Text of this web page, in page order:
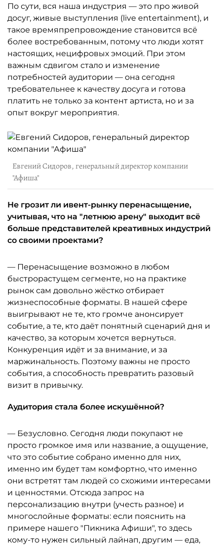
По сути, вся наша индустрия — это про живой
досуг, живые выступления (live entertainment), и
такое времяпрепровождение становится всё
более востребованным, потому что люди хотят
настоящих, нецифровых эмоций. При этом
важным сдвигом стало и изменение
потребностей аудитории — она сегодня
требовательнее к качеству досуга и готова
платить не только за контент артиста, но и за
опыт вокруг мероприятия.
Евгений Сидоров, генеральный директор компании
"Афиша"
Не грозит ли ивент-рынку перенасыщение,
учитывая, что на "летнюю арену" выходит всё
больше представителей креативных индустрий
со своими проектами?
— Перенасыщение возможно в любом
быстрорастущем сегменте, но на практике
рынок сам довольно жёстко отбирает
жизнеспособные форматы. В нашей сфере
выигрывают не те, кто громче анонсирует
событие, а те, кто даёт понятный сценарий дня и
качество, за которым хочется вернуться.
Конкуренция идёт и за внимание, и за
маржинальность. Поэтому важны не просто
события, а способность превратить разовый
визит в привычку.
Аудитория стала более искушённой?
— Безусловно. Сегодня люди покупают не
просто громкое имя или название, а ощущение,
что это событие собрано именно для них,
именно им будет там комфортно, что именно
они встретят там людей со схожими интересами
и ценностями. Отсюда запрос на
персонализацию внутри (учесть разное) и
многослойные форматы: если пояснить на
примере нашего "Пикника Афиши", то здесь
кому-то нужен сильный лайнап, другим — еда,